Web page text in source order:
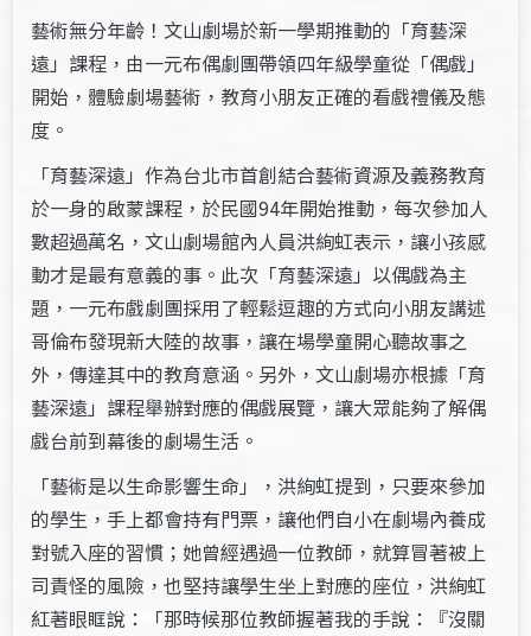
藝術無分年齡！文山劇場於新一學期推動的「育藝深
遠」課程，由一元布偶劇團帶領四年級學童從「偶戲」
開始，體驗劇場藝術，教育小朋友正確的看戲禮儀及態
度。
「育藝深遠」作為台北市首創結合藝術資源及義務教育
於一身的啟蒙課程，於民國94年開始推動，每次參加人
數超過萬名，文山劇場館內人員洪絢虹表示，讓小孩感
動才是最有意義的事。此次「育藝深遠」以偶戲為主
題，一元布戲劇團採用了輕鬆逗趣的方式向小朋友講述
哥倫布發現新大陸的故事，讓在場學童開心聽故事之
外，傳達其中的教育意涵。另外，文山劇場亦根據「育
藝深遠」課程舉辦對應的偶戲展覽，讓大眾能夠了解偶
戲台前到幕後的劇場生活。
「藝術是以生命影響生命」，洪絢虹提到，只要來參加
的學生，手上都會持有門票，讓他們自小在劇場內養成
對號入座的習慣；她曾經遇過一位教師，就算冒著被上
司責怪的風險，也堅持讓學生坐上對應的座位，洪絢虹
紅著眼眶說：「那時候那位教師握著我的手說：『沒關